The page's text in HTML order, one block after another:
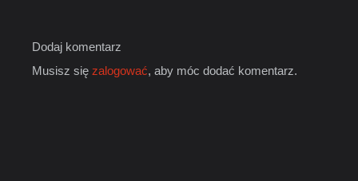
Dodaj komentarz
Musisz się zalogować, aby móc dodać komentarz.